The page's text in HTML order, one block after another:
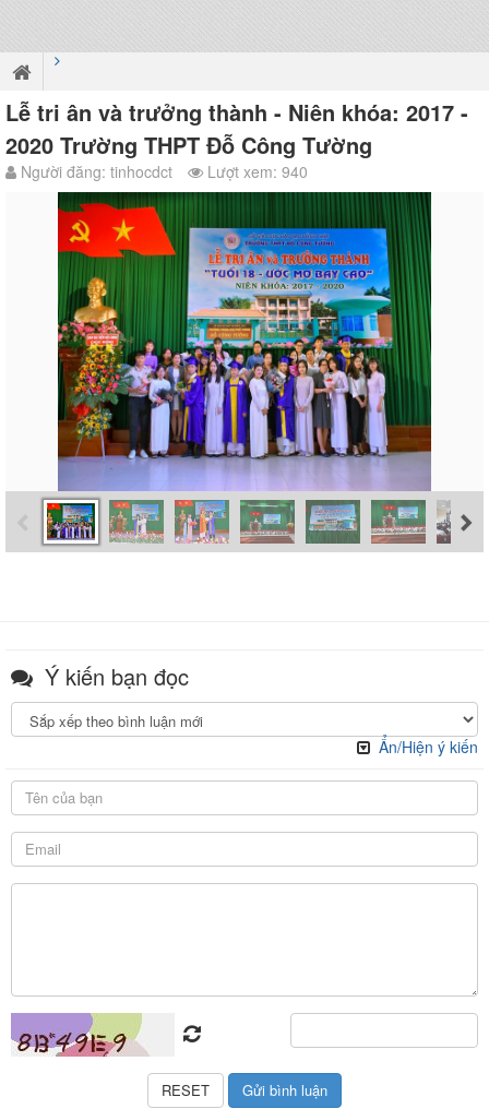
Lễ tri ân và trưởng thành - Niên khóa: 2017 -
2020 Trường THPT Đỗ Công Tường
Người đăng: tinhocdct Lượt xem: 940
Ý kiến bạn đọc
Ẩn/Hiện ý kiến